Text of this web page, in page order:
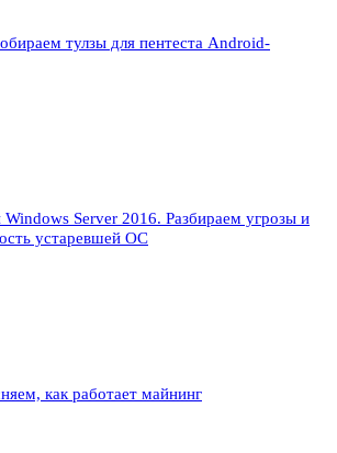
тулзы для пентеста Android-
Server 2016. Разбираем угрозы и
устаревшей ОС
как работает майнинг